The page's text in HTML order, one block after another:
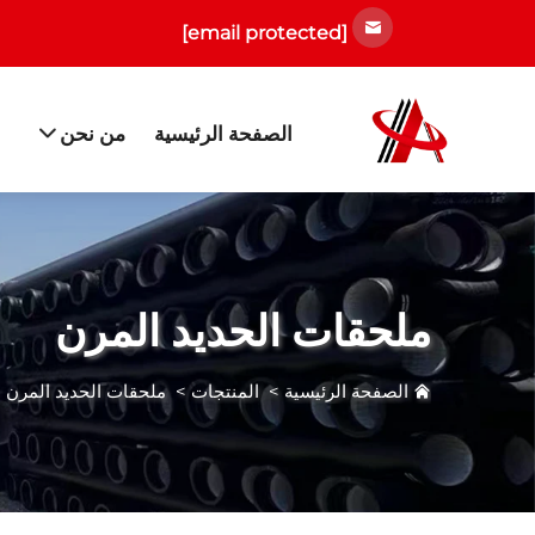
[email protected]
الصفحة الرئيسية من نحن
ملحقات الحديد المرن
الصفحة الرئيسية >المنتجات>ملحقات الحديد المرن